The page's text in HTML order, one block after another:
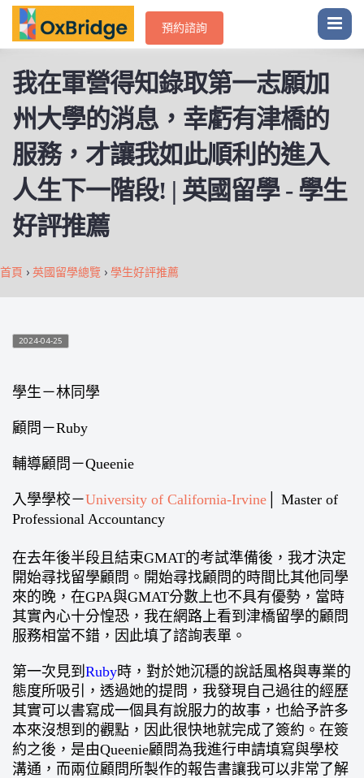
預約諮詢
我在軍營得知錄取第一志願加
州大學的消息，幸虧有津橋的
服務，才讓我如此順利的進入
人生下一階段! | 英國留學 - 學生
好評推薦
首頁 › 英國留學總覽 › 學生好評推薦
2024-04-25
學生－林同學
顧問－Ruby
輔導顧問－Queenie
入學學校－University of California-Irvine │ Master of
Professional Accountancy
在去年後半段且結束GMAT的考試準備後，我才決定
開始尋找留學顧問。開始尋找顧問的時間比其他同學
來的晚，在GPA與GMAT分數上也不具有優勢，當時
其實內心十分惶恐，我在網路上看到津橋留學的顧問
服務相當不錯，因此填了諮詢表單。
第一次見到 Ruby時，對於她沉穩的說話風格與專業的
態度所吸引，透過她的提問，我發現自己過往的經歷
其實可以書寫成一個具有說服力的故事，也給予許多
本來沒想到的觀點，因此很快地就完成了簽約。在簽
約之後，是由Queenie顧問為我進行申請填寫與學校
溝通，而兩位顧問所製作的報告書讓我可以非常了解